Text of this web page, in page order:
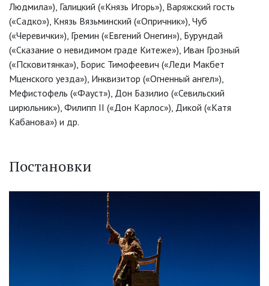
Людмила»), Галицкий («Князь Игорь»), Варяжский гость
(«Садко»), Князь Вязьминский («Опричник»), Чуб
(«Черевички»), Гремин («Евгений Онегин»), Бурундай
(«Сказание о невидимом граде Китеже»), Иван Грозный
(«Псковитянка»), Борис Тимофеевич («Леди Макбет
Мценского уезда»), Инквизитор («Огненный ангел»),
Мефистофель («Фауст»), Дон Базилио («Севильский
цирюльник»), Филипп II («Дон Карлос»), Дикой («Катя
Кабанова») и др.
Постановки